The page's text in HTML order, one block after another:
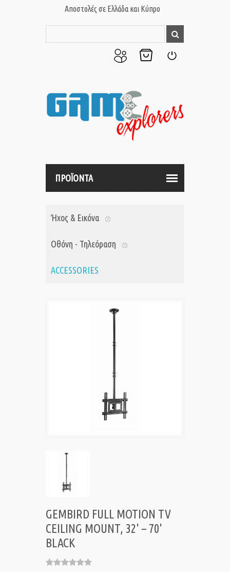
Αποστολές σε Ελλάδα και Κύπρο
μου
ΠΡΟΪΟΝΤΑ
Ήχος & Εικόνα
Οθόνη - Τηλεόραση
ACCESSORIES
GEMBIRD FULL MOTION TV
CEILING MOUNT, 32' – 70'
BLACK